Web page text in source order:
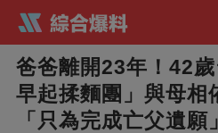
爸爸離開23年！42
早起揉麵團」與母
「只為完成亡父遺願